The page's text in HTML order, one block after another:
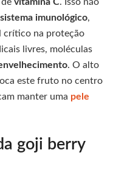
sistema imunológico,
crítico na proteção
livres, moléculas
. O alto
este fruto no centro
manter uma pele
goji berry